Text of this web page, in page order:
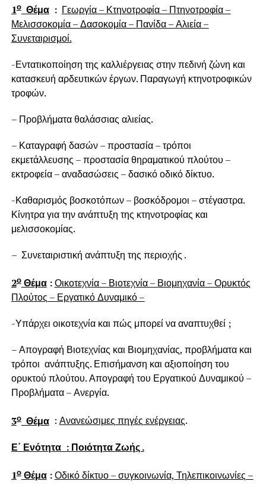
1οΘέμα: Γεωργία – Κτηνοτροφία – Πτηνοτροφία –
Μελισσοκομία – Δασοκομία – Πανίδα – Αλιεία –
Συνεταιρισμοί.
-Εντατικοποίηση της καλλιέργειας στην πεδινή ζώνη και
κατασκευή αρδευτικών έργων. Παραγωγή κτηνοτροφικών
τροφών.
– Προβλήματα θαλάσσιας αλιείας.
– Καταγραφή δασών – προστασία – τρόποι
εκμετάλλευσης – προστασία θηραματικού πλούτου –
εκτροφεία – αναδασώσεις – δασικό οδικό δίκτυο.
-Καθαρισμός βοσκοτόπων – βοσκόδρομοι – στέγαστρα.
Κίνητρα για την ανάπτυξη της κτηνοτροφίας και
μελισσοκομίας.
– Συνεταιριστική ανάπτυξη της περιοχής .
2οΘέμα:Οικοτεχνία – Βιοτεχνία – Βιομηχανία – Ορυκτός
Πλούτος – Εργατικό Δυναμικό –
-Υπάρχει οικοτεχνία και πώς μπορεί να αναπτυχθεί ;
– Απογραφή Βιοτεχνίας και Βιομηχανίας, προβλήματα και
τρόποι ανάπτυξης. Επισήμανση και αξιοποίηση του
ορυκτού πλούτου. Απογραφή του Εργατικού Δυναμικού –
Προβλήματα – Ανεργία.
3οΘέμα: Ανανεώσιμες πηγές ενέργειας.
Ε΄ Ενότητα : Ποιότητα Ζωής .
1οΘέμα:Οδικό δίκτυο – συγκοινωνία, Τηλεπικοινωνίες –